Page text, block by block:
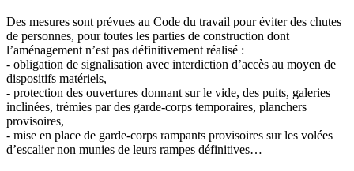
Des mesures sont prévues au Code du travail pour éviter des chutes
de personnes, pour toutes les parties de construction dont
l’aménagement n’est pas définitivement réalisé :
- obligation de signalisation avec interdiction d’accès au moyen de
dispositifs matériels,
- protection des ouvertures donnant sur le vide, des puits, galeries
inclinées, trémies par des garde-corps temporaires, planchers
provisoires,
- mise en place de garde-corps rampants provisoires sur les volées
d’escalier non munies de leurs rampes définitives…